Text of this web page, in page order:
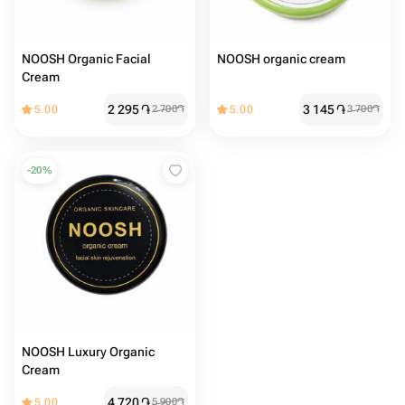
NOOSH Organic Facial
Cream
5.00 2 295֏2 700֏
NOOSH organic cream
5.00 3 145֏3 700֏
-20%
NOOSH Luxury Organic
Cream
5.00 5 900֏